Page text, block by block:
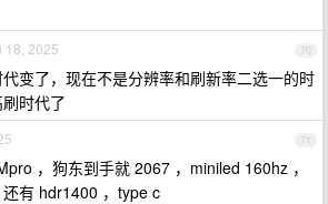
70
18, 2025
变了，现在不是分辨率和刷新率二选一的时
时代了
71
，狗东到手就 2067 ，miniled 160hz ，
有 hdr1400 ，type c